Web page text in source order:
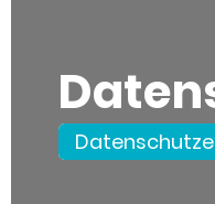
Startseite »